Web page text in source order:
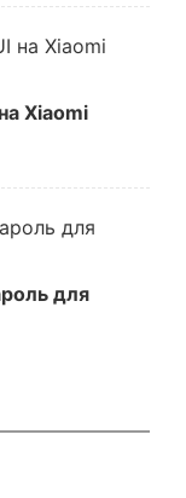
Xiaomi
для